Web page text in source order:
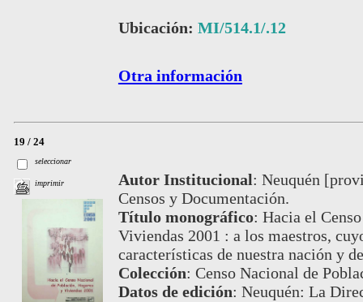
Ubicación: MI/514.1/.12
Otra información
19 / 24
seleccionar
imprimir Autor Institucional: Neuquén
Censos y Documentación.
Título monográfico: Hacia el
Viviendas 2001 : a los maestros,
características de nuestra nación y
Colección: Censo Nacional de
Datos de edición: Neuquén: La